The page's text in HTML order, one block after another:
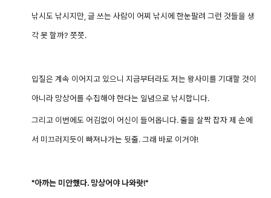
낚시도 낚시지만, 글 쓰는 사람이 어찌 낚시에 한눈팔려 그런 것들을 생
각 못 할까? 쯧쯧.
입질은 계속 이어지고 있으니 지금부터라도 저는 왕사미를 기대할 것이
아니라 망상어를 수집해야 한다는 일념으로 낚시합니다.
그리고 이번에도 어김없이 어신이 들어옵니다.줄을 살짝 잡자 제 손에
서 미끄러지듯이 빠져나가는 뒷줄. 그래 바로 이거야!
"아까는 미안했다. 망상어야 나와랏!"